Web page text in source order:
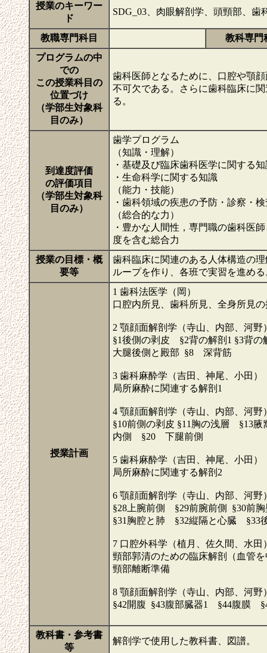
授業のキーワー
ド
SDG_03、肉眼解剖学、頭頸部、歯
教職専門科目
教科専門
プログラムの中
での
この授業科目の
位置づけ
（学部生対象科
目のみ）
歯科医師となるために、口腔や顎
不可欠である。さらに歯科臨床に
る。
到達度評価
の評価項目
（学部生対象科
目のみ）
歯学プログラム
（知識・理解）
・基礎及び臨床歯科医学に関する
・生命科学に関する知識
（能力・技能）
・歯科領域の疾患の予防・診察・
（総合的な力）
・豊かな人間性，専門職の歯科医
度を含む総合力
授業の目標・概
要等
歯科臨床に関連のある人体構造の
ループを作り、各班で実習を進め
授業計画
1 歯科法医学（岡）
口腔内所見、歯科所見、全身所見の
2 顎顔面解剖学（寺山、内部、河野
§1後側の剥皮 §2背の解剖1 §3
大腿後側と殿部 §8 深背筋
3 歯科麻酔学（吉田、神尾、小田）
局所麻酔に関連する解剖1
4 顎顔面解剖学（寺山、内部、河野
§10前側の剥皮 §11胸の浅層 §13
内側 §20 下腿前側
5 歯科麻酔学（吉田、神尾、小田）
局所麻酔に関連する解剖2
6 顎顔面解剖学（寺山、内部、河野
§28上腕前側 §29前腕前側 §30前胸
§31胸腔と肺 §32縦隔と心臓 §33
7 口腔外科学（植月、佐久間、水田
頸部郭清のための臨床解剖（血管
頸部離断準備
8 顎顔面解剖学（寺山、内部、河野
§42開腹 §43腹部臓器1 §44腹膜
教科書・参考書
等
解剖学で使用した教科書、図譜。